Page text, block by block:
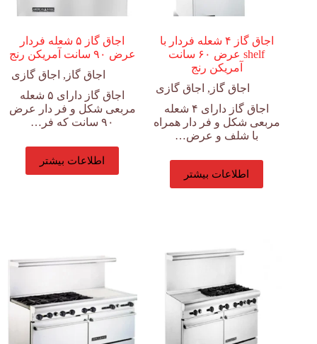
اجاق گاز ۴ شعله فردار با
shelf عرض ۶۰ سانت
آمریکن رنج
اجاق گاز , اجاق گازی
اجاق گاز دارای ۴ شعله
مربعی شکل و فر دار همراه
با شلف و عرض…
اطلاعات بیشتر
اجاق گاز ۵ شعله فردار
عرض ۹۰ سانت آمریکن رنج
اجاق گاز , اجاق گازی
اجاق گاز دارای ۵ شعله
مربعی شکل و فر دار عرض
۹۰ سانت که فر…
اطلاعات بیشتر